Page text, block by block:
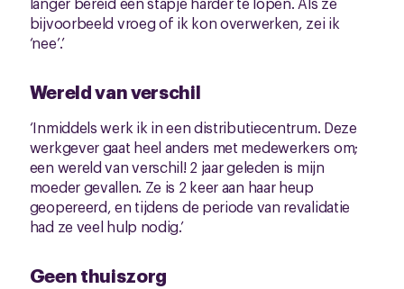
bijvoorbeeld vroeg of ik kon overwerken, zei ik
‘nee’.’
Wereld van verschil
‘Inmiddels werk ik in een distributiecentrum. Deze
werkgever gaat heel anders met medewerkers om;
een wereld van verschil! 2 jaar geleden is mijn
moeder gevallen. Ze is 2 keer aan haar heup
geopereerd, en tijdens de periode van revalidatie
had ze veel hulp nodig.’
Geen thuiszorg